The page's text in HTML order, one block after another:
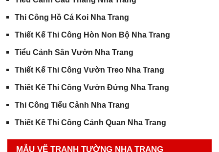
Thi Công Hồ Cá Koi Nha Trang
Thiết Kế Thi Công Hòn Non Bộ Nha Trang
Tiểu Cảnh Sân Vườn Nha Trang
Thiết Kế Thi Công Vườn Treo Nha Trang
Thiết Kế Thi Công Vườn Đứng Nha Trang
Thi Công Tiểu Cảnh Nha Trang
Thiết Kế Thi Công Cảnh Quan Nha Trang
MẪU VẼ TRANH TƯỜNG NHA TRANG